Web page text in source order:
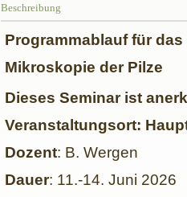
Beschreibung
Programmablauf für das
Mikroskopie der Pilze
Dieses Seminar ist
Veranstaltungsort:
Dozent: B. Wergen
Dauer: 11.-14. Juni 2026